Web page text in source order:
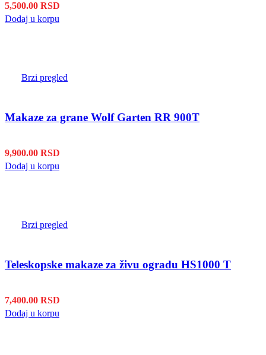
5,500.00 RSD
Dodaj u korpu
Brzi pregled
Makaze za grane Wolf Garten RR 900T
9,900.00 RSD
Dodaj u korpu
Brzi pregled
Teleskopske makaze za živu ogradu HS1000 T
7,400.00 RSD
Dodaj u korpu